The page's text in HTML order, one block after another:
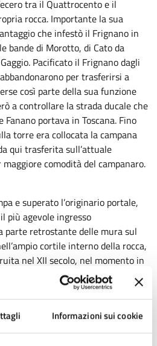
Informazioni sui cookie
tra il Quattrocento e il
rocca. Importante la sua
che infestò il Frignano in
bande di Morotto, di Cato da
Pacificato il Frignano dagli
per trasferirsi a
così parte della sua funzione
a controllare la strada ducale che
Fanano portava in Toscana. Fino
torre era collocata la campana
qui trasferita sull’attuale
comodità del campanaro.
e superato l’originario portale,
più agevole ingresso
parte retrostante delle mura sul
cortile interno della rocca,
nel XII secolo, nel momento in
in lotta con le famiglie guelfe per
stavano rafforzando il proprio
una prima cerchia di mura.
cortile fu aperto solo
la scritta sulla pietra di